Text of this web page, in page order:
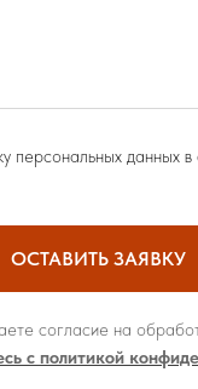
персональных данных в
ОСТАВИТЬ ЗАЯВКУ
согласие на
с политикой